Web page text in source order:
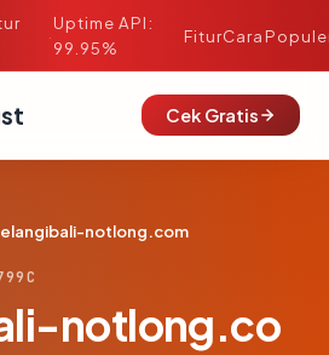
·
Uptime API:
99.95%
FiturCara
Cek Gratis
notlong.com
notlong.co